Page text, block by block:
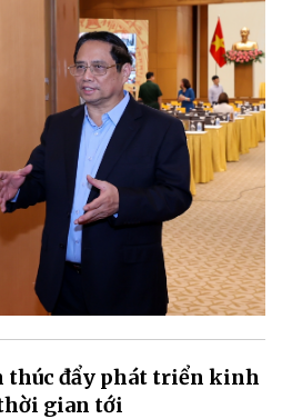
thúc đẩy phát triển kinh
trong thời gian tới